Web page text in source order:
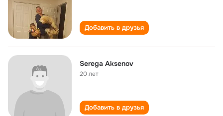
Добавить в друзья
Serega Aksenov
20 лет
Добавить в друзья